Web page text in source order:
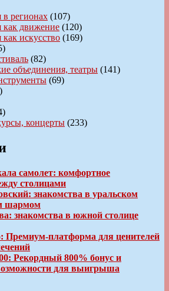
в регионах (107)
как движение (120)
искусство (169)
(82)
объединения, театры (141)
(69)
концерты (233)
самолет: комфортное
столицами
знакомства в уральском
шармом
знакомства в южной столице
Премиум-платформа для ценителей
Рекордный 800% бонус и
для выигрыша